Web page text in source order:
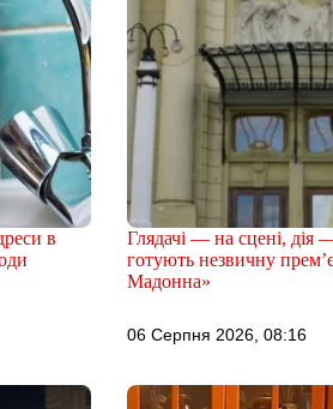
в
Глядачі — на сцені, дія
готують незвичну
Мадонна»
06 Серпня 2026, 08:16